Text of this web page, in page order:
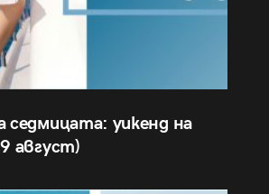
седмицата: уикенд на
август)